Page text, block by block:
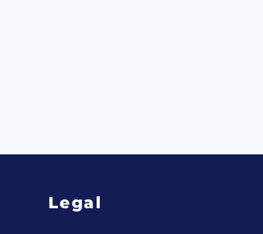
Legal